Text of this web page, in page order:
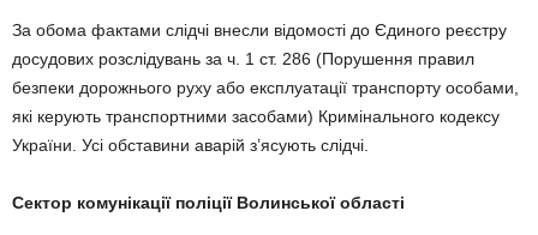
За обома фактами слідчі внесли відомості до Єдиного реєстру
досудових розслідувань за ч. 1 ст. 286 (Порушення правил
безпеки дорожнього руху або експлуатації транспорту особами,
які керують транспортними засобами) Кримінального кодексу
України. Усі обставини аварій з’ясують слідчі.
Сектор комунікації поліції Волинської області